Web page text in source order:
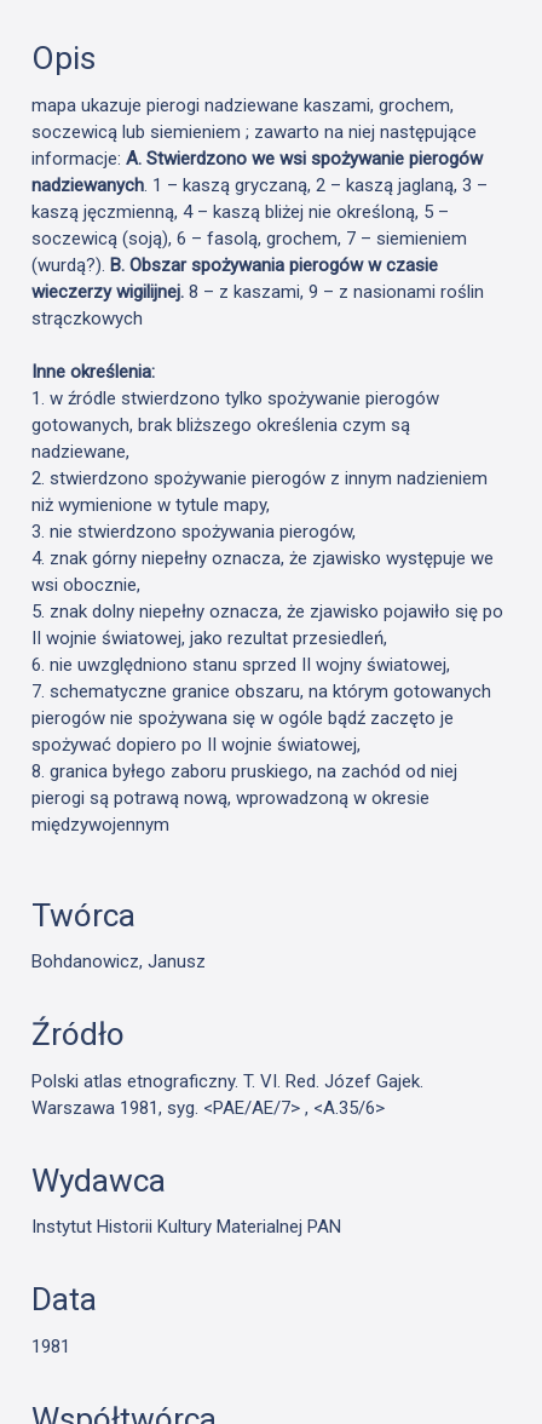
Opis
mapa ukazuje pierogi nadziewane kaszami, grochem,
soczewicą lub siemieniem ; zawarto na niej następujące
informacje:A. Stwierdzono we wsi spożywanie pierogów
nadziewanych. 1 – kaszą gryczaną, 2 – kaszą jaglaną, 3 –
kaszą jęczmienną, 4 – kaszą bliżej nie określoną, 5 –
soczewicą (soją), 6 – fasolą, grochem, 7 – siemieniem
(wurdą?). B. Obszar spożywania pierogów w czasie
wieczerzy wigilijnej. 8 – z kaszami, 9 – z nasionami roślin
strączkowych
Inne określenia:
1. w źródle stwierdzono tylko spożywanie pierogów
gotowanych, brak bliższego określenia czym są
nadziewane,
2. stwierdzono spożywanie pierogów z innym nadzieniem
niż wymienione w tytule mapy,
3. nie stwierdzono spożywania pierogów,
4. znak górny niepełny oznacza, że zjawisko występuje we
wsi obocznie,
5. znak dolny niepełny oznacza, że zjawisko pojawiło się po
II wojnie światowej, jako rezultat przesiedleń,
6. nie uwzględniono stanu sprzed II wojny światowej,
7. schematyczne granice obszaru, na którym gotowanych
pierogów nie spożywana się w ogóle bądź zaczęto je
spożywać dopiero po II wojnie światowej,
8. granica byłego zaboru pruskiego, na zachód od niej
pierogi są potrawą nową, wprowadzoną w okresie
międzywojennym
Twórca
Bohdanowicz, Janusz
Źródło
Polski atlas etnograficzny. T. VI. Red. Józef Gajek.
Warszawa 1981, syg. <PAE/AE/7> , <A.35/6>
Wydawca
Instytut Historii Kultury Materialnej PAN
Data
1981